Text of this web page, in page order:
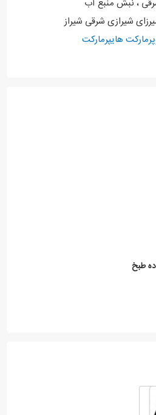
، نبش منبع آب
شیرازی شرقی شیراز
هایپرمارکت
طبخ